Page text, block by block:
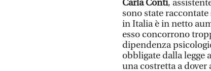
Carla Conti,
sono state
in Italia è in netto
esso concorrono
dipendenza
obbligate dalla legge
una costretta a